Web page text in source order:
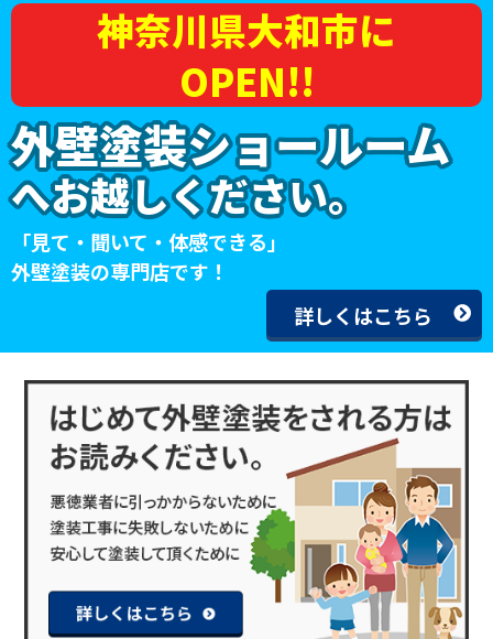
神奈川県大和市に
OPEN!!
外壁塗装ショールーム
へお越しください。
「見て・聞いて・体感できる」
外壁塗装の専門店です！
詳しくはこちら